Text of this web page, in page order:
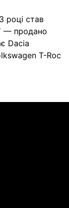
році став
— продано
Dacia
T-Roc